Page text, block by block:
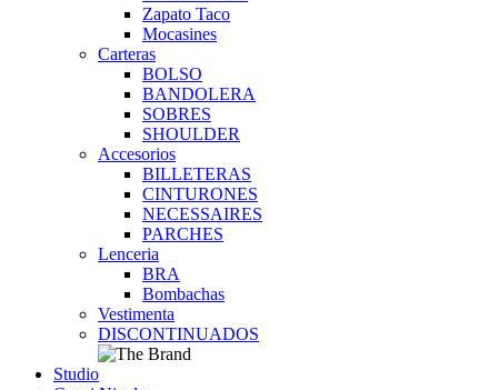
Zapato Taco
Mocasines
Carteras
BOLSO
BANDOLERA
SOBRES
SHOULDER
Accesorios
BILLETERAS
CINTURONES
NECESSAIRES
PARCHES
Lenceria
BRA
Bombachas
Vestimenta
DISCONTINUADOS
Studio